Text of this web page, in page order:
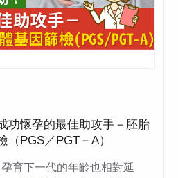
功懷孕的最佳助攻手－胚胎
PGS／PGT－A）
育下一代的年齡也相對延